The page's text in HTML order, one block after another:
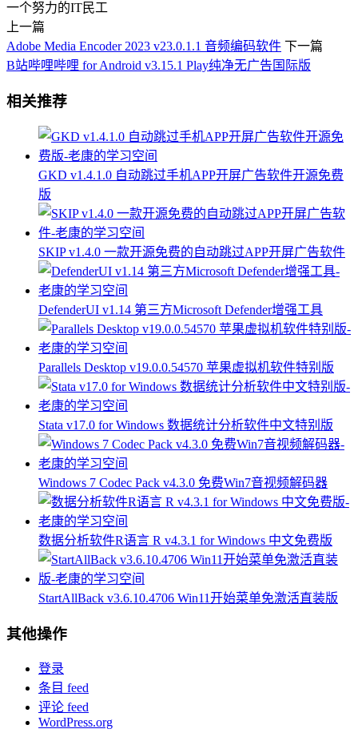
一个努力的IT民工
上一篇
Adobe Media Encoder 2023 v23.0.1.1 音频编码软件 下一篇
B站哔哩哔哩 for Android v3.15.1 Play纯净无广告国际版
相关推荐
GKD v1.4.1.0 自动跳过手机APP开屏广告软件开源免费
版
SKIP v1.4.0 一款开源免费的自动跳过APP开屏广告软件
DefenderUI v1.14 第三方Microsoft Defender增强工具
Parallels Desktop v19.0.0.54570 苹果虚拟机软件特别版
Stata v17.0 for Windows 数据统计分析软件中文特别版
Windows 7 Codec Pack v4.3.0 免费Win7音视频解码器
数据分析软件R语言 R v4.3.1 for Windows 中文免费版
StartAllBack v3.6.10.4706 Win11开始菜单免激活直装版
其他操作
登录
条目 feed
评论 feed
WordPress.org